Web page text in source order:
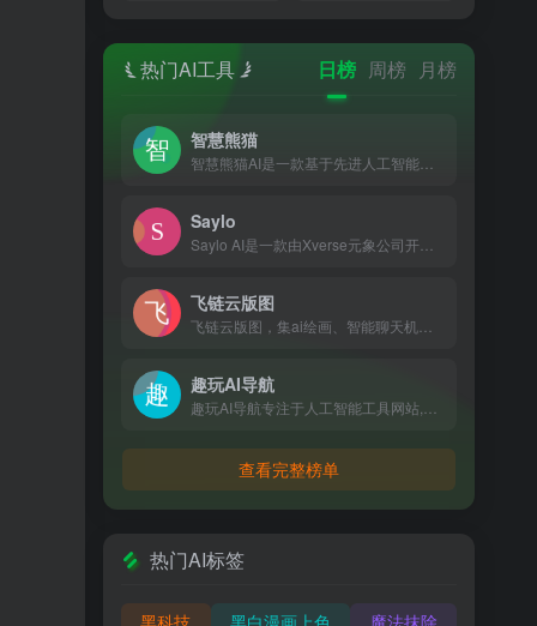
热门AI工具 日榜 周榜 月榜
智慧熊猫
Saylo
飞链云版图
趣玩AI导航
查看完整榜单
热门AI标签
黑科技 黑白漫画上色
魔法抹除